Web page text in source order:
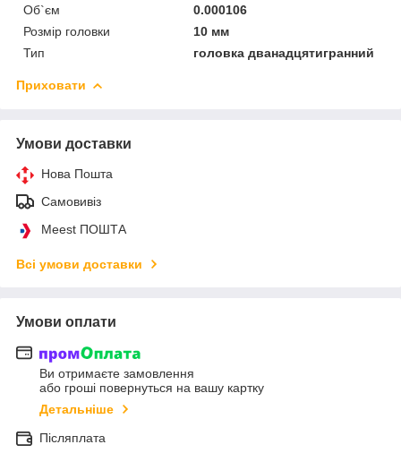
Об`єм
0.000106
Розмір головки
10 мм
Тип
головка дванадцятигранний
Приховати
Умови доставки
Нова Пошта
Самовивіз
Meest ПОШТА
Всі умови доставки
Умови оплати
Ви отримаєте замовлення
або гроші повернуться на вашу картку
Детальніше
Післяплата